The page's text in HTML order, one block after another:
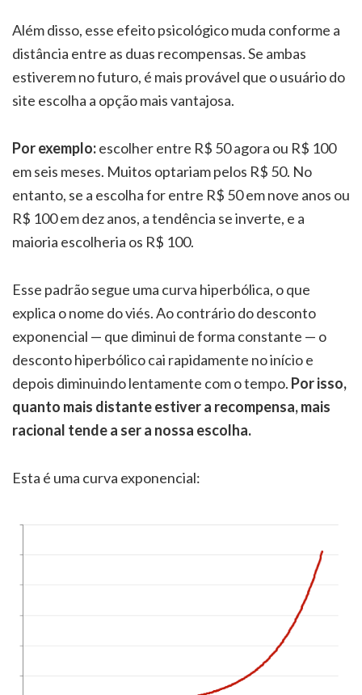
Além disso, esse efeito psicológico muda conforme a
distância entre as duas recompensas. Se ambas
estiverem no futuro, é mais provável que o usuário do
site escolha a opção mais vantajosa.
Por exemplo:escolher entre R$ 50 agora ou R$ 100
em seis meses. Muitos optariam pelos R$ 50. No
entanto, se a escolha for entre R$ 50 em nove anos ou
R$ 100 em dez anos, a tendência se inverte, e a
maioria escolheria os R$ 100.
Esse padrão segue uma curva hiperbólica, o que
explica o nome do viés. Ao contrário do desconto
exponencial — que diminui de forma constante — o
desconto hiperbólico cai rapidamente no início e
depois diminuindo lentamente com o tempo. Por isso,
quanto mais distante estiver a recompensa, mais
racional tende a ser a nossa escolha.
Esta é uma curva exponencial: